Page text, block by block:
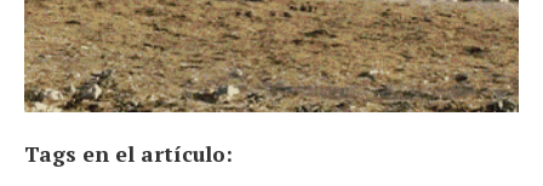
Tags en el artículo: